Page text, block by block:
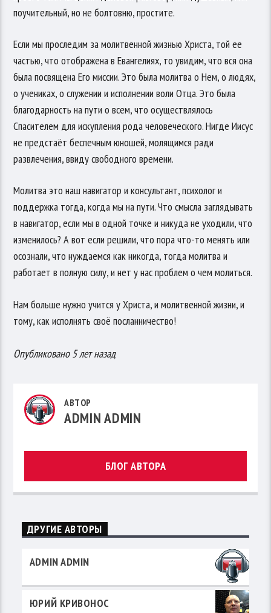
поучительный, но не болтовню, простите.
Если мы проследим за молитвенной жизнью Христа, той ее
частью, что отображена в Евангелиях, то увидим, что вся она
была посвящена Его миссии. Это была молитва о Нем, о людях,
о учениках, о служении и исполнении воли Отца. Это была
благодарность на пути о всем, что осуществлялось
Спасителем для искупления рода человеческого. Нигде Иисус
не предстаёт беспечным юношей, молящимся ради
развлечения, ввиду свободного времени.
Молитва это наш навигатор и консультант, психолог и
поддержка тогда, когда мы на пути. Что смысла заглядывать
в навигатор, если мы в одной точке и никуда не уходили, что
изменилось? А вот если решили, что пора что-то менять или
осознали, что нуждаемся как никогда, тогда молитва и
работает в полную силу, и нет у нас проблем о чем молиться.
Нам больше нужно учится у Христа, и молитвенной жизни, и
тому, как исполнять своё посланничество!
Опубликовано 5 лет назад
АВТОР
ADMIN ADMIN
БЛОГ АВТОРА
ДРУГИЕ АВТОРЫ
ADMIN ADMIN
ЮРИЙ КРИВОНОС